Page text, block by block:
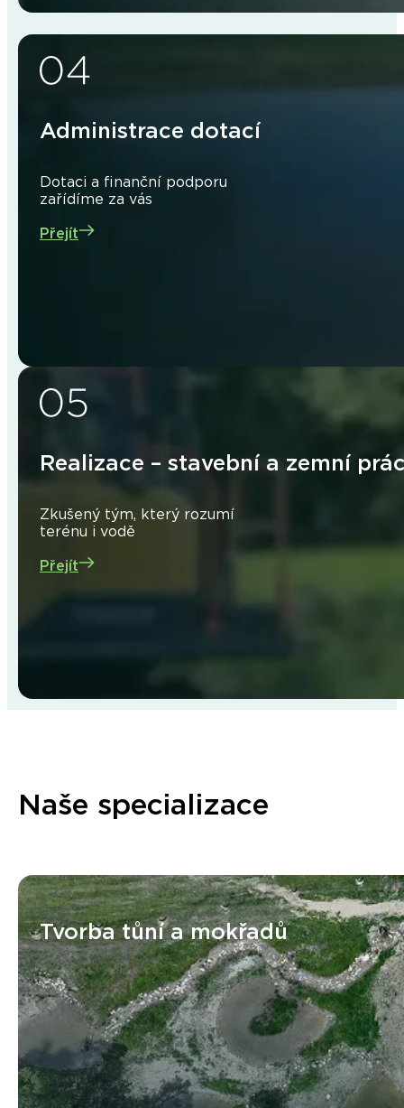
Administrace dotací
Dotaci a finanční podporu
zařídíme za vás
Přejít
Realizace – stavební a zemní
Zkušený tým, který rozumí
terénu i vodě
Přejít
Naše specializace
Tvorba tůní a mokřadů